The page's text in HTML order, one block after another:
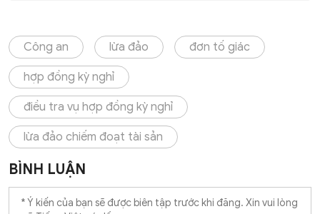
Công an lừa đảo đơn tố giác
hợp đồng kỳ nghỉ
điều tra vụ hợp đồng kỳ nghỉ
lừa đảo chiếm đoạt tài sản
BÌNH LUẬN